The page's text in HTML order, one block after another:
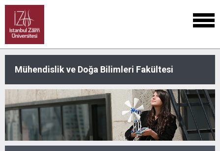
Mühendislik ve Doğa Bilimleri Fakültesi